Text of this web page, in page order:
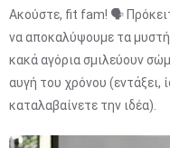
Ακούστε, fit fam! 🗣️
να αποκαλύψουμε τα
κακά αγόρια σμιλεύουν
αυγή του χρόνου (εντάξει,
καταλαβαίνετε την ιδέα).